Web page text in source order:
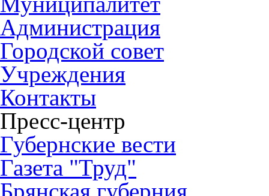
Администрация
Городской совет
Учреждения
Контакты
Пресс-центр
Губернские вести
Газета "Труд"